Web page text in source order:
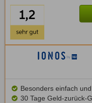
Besonders einfach
30 Tage Geld-zurück-